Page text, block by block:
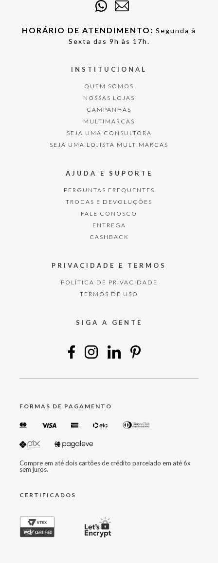
HORÁRIO DE ATENDIMENTO: Segunda à
Sexta das 9h às 17h.
INSTITUCIONAL
QUEM SOMOS
NOSSAS LOJAS
CAMPANHAS
MULTIMARCAS
SEJA UMA CONSULTORA
SEJA UMA LOJISTA MULTIMARCAS
AJUDA E SUPORTE
PERGUNTAS FREQUENTES
TROCAS E DEVOLUÇÕES
FALE CONOSCO
ENTREGA
CASHBACK
PRIVACIDADE E TERMOS
POLÍTICA DE PRIVACIDADE
TERMOS DE USO
SIGA A GENTE
FORMAS DE PAGAMENTO
Compre em até dois cartões de crédito parcelado em até 6x
sem juros.
CERTIFICADOS